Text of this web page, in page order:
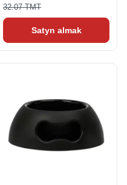
32.07 TMT
Satyn almak